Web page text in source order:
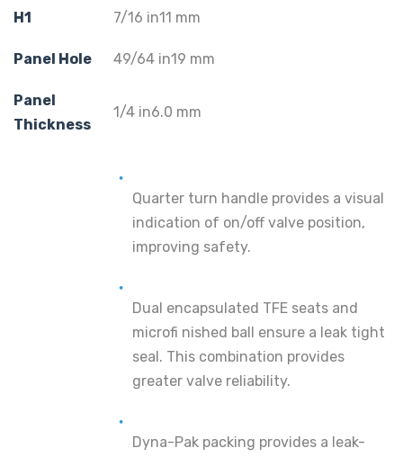
H1 7/16 in11 mm
Panel Hole 49/64 in19 mm
Panel
Thickness
1/4 in6.0 mm
Quarter turn handle provides a visual
indication of on/off valve position,
improving safety.
Dual encapsulated TFE seats and
microfi nished ball ensure a leak tight
seal. This combination provides
greater valve reliability.
Dyna-Pak packing provides a leak-